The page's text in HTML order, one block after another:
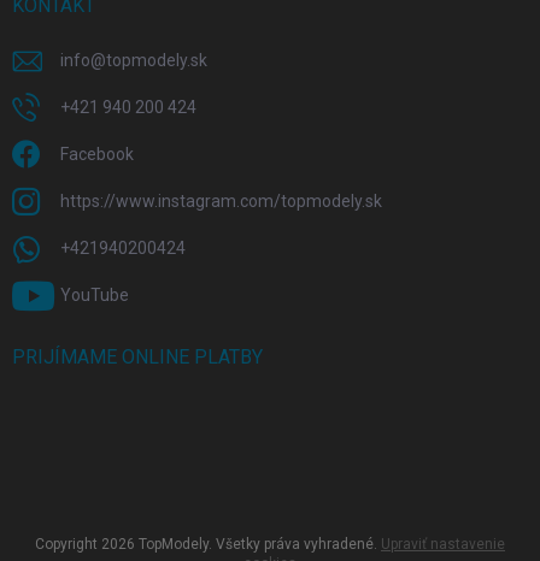
KONTAKT
info@topmodely.sk
+421 940 200 424
Facebook
https://www.instagram.com/topmodely.sk
+421940200424
YouTube
PRIJÍMAME ONLINE PLATBY
Copyright 2026 TopModely. Všetky práva vyhradené. Upraviť nastavenie